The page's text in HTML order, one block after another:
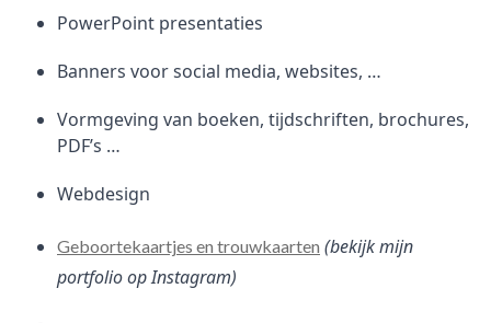
PowerPoint presentaties
Banners voor social media, websites, …
Vormgeving van boeken, tijdschriften, brochures,
PDF’s …
Webdesign
Geboortekaartjes en trouwkaarten (bekijk mijn
portfolio op Instagram)